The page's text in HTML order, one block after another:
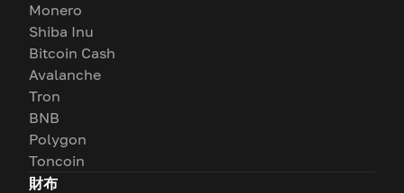
Monero
Shiba Inu
Bitcoin Cash
Avalanche
Tron
BNB
Polygon
Toncoin
財布